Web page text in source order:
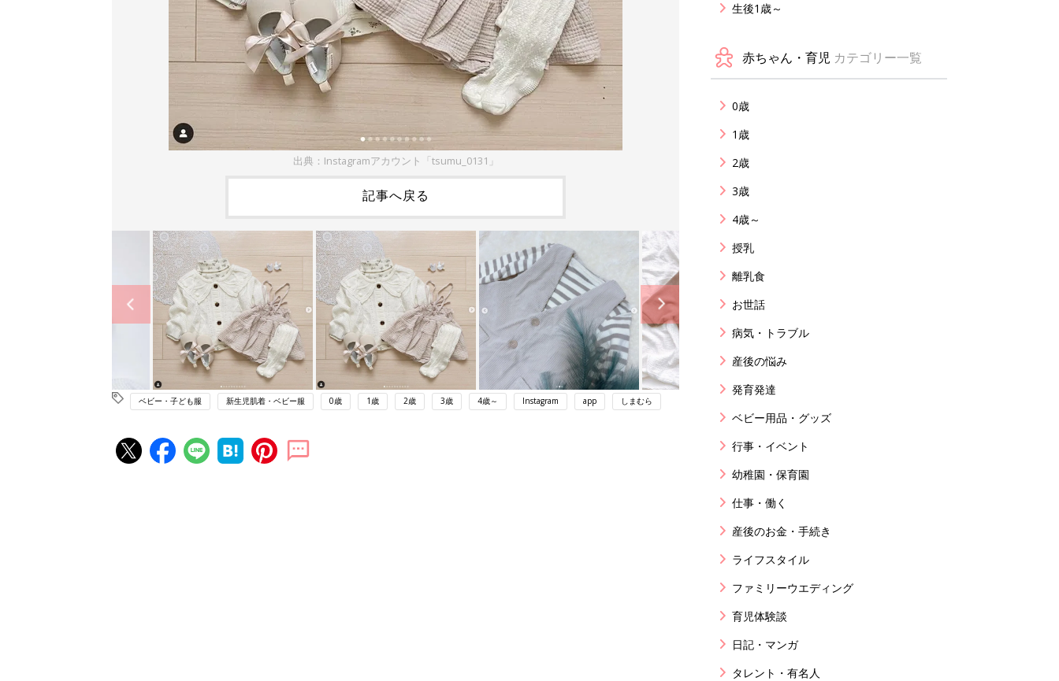
出典：Instagramアカウント「tsumu_0131」
記事へ戻る
ベビー・子ども服 新生児肌着・ベビー服 0歳 1歳 2歳 3歳 4歳～ Instagram app しまむら
生後1歳～
赤ちゃん・育児 カテゴリー一覧
0歳
1歳
2歳
3歳
4歳～
授乳
離乳食
お世話
病気・トラブル
産後の悩み
発育発達
ベビー用品・グッズ
行事・イベント
幼稚園・保育園
仕事・働く
産後のお金・手続き
ライフスタイル
ファミリーウエディング
育児体験談
日記・マンガ
タレント・有名人